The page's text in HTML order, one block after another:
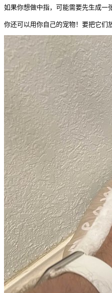
如果你想做中指，可能需要先生成一
你还可以用你自己的宠物！要把它